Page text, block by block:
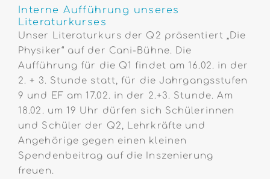
grösseres
Bild
Interne Aufführung unseres
Literaturkurses
Unser Literaturkurs der Q2 präsentiert „Die
Physiker“ auf der Cani-Bühne. Die
Aufführung für die Q1 findet am 16.02. in der
2. + 3. Stunde statt, für die Jahrgangsstufen
9 und EF am 17.02. in der 2.+3. Stunde. Am
18.02. um 19 Uhr dürfen sich Schülerinnen
und Schüler der Q2, Lehrkräfte und
Angehörige gegen einen kleinen
Spendenbeitrag auf die Inszenierung
freuen.